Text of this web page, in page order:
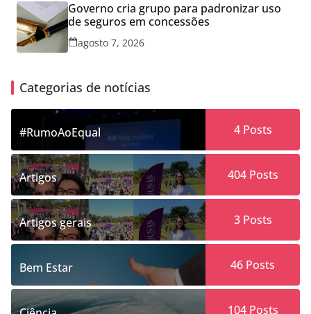
Governo cria grupo para padronizar uso
de seguros em concessões
agosto 7, 2026
Categorias de notícias
#RumoAoEqual 4Posts
Artigos 404Posts
Artigos gerais 3Posts
Bem Estar 46 Posts
104Posts